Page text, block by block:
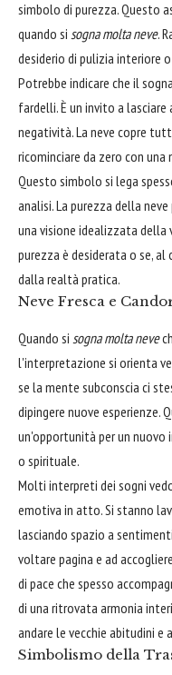
simbolo di purezza. Questo
quando si sogna molta neve.
desiderio di pulizia interiore
Potrebbe indicare che il
fardelli. È un invito a
negatività. La neve copre
ricominciare da zero con una
Questo simbolo si lega
analisi. La purezza della
una visione idealizzata della
purezza è desiderata o se,
dalla realtà pratica.
Neve Fresca e
Quando si sogna molta neve
l'interpretazione si orienta
se la mente subconscia ci
dipingere nuove esperienze.
un'opportunità per un nuovo
o spirituale.
Molti interpreti dei sogni
emotiva in atto. Si stanno
lasciando spazio a
voltare pagina e ad
di pace che spesso
di una ritrovata armonia
andare le vecchie abitudini e
Simbolismo della